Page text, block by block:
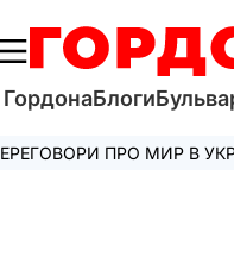
ГордонаБлоги
ПРО МИР В